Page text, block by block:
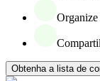
Organize
Obtenha a lista de